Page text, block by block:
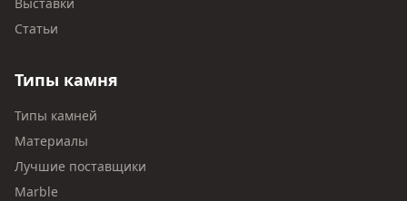
Статьи
Типы камня
Типы камней
Материалы
Лучшие поставщики
Marble